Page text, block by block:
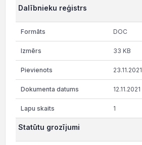
Dalībnieku reģistrs
DOC
33 KB
23.11.2021
12.11.2021
1
Statūtu grozījumi